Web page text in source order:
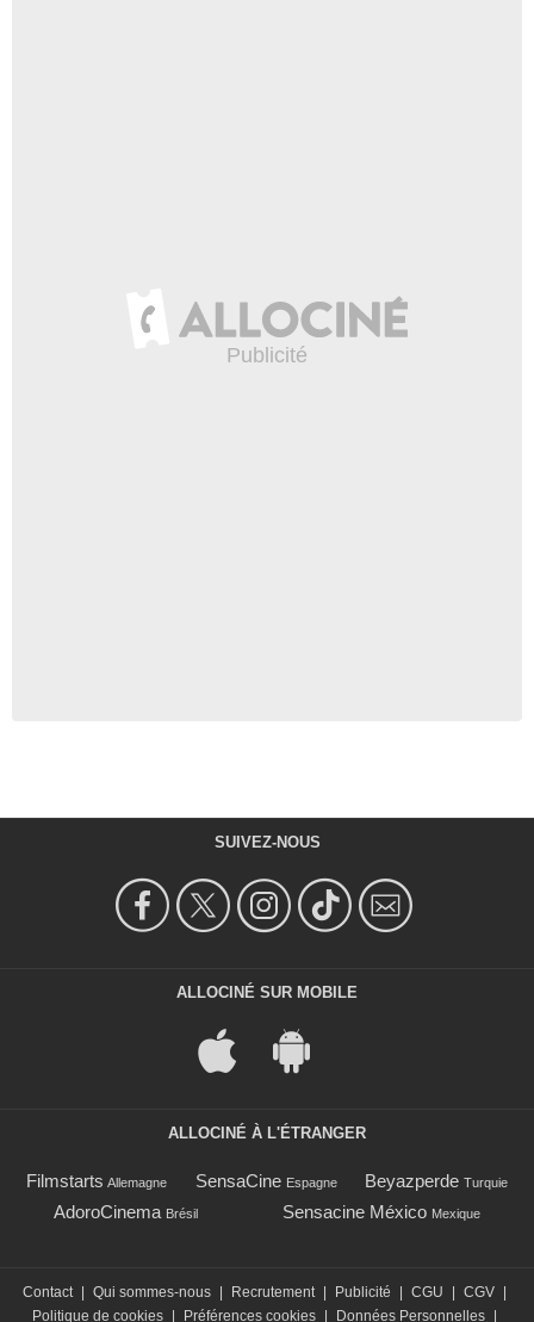
SUIVEZ-NOUS
ALLOCINÉ SUR MOBILE
ALLOCINÉ À L'ÉTRANGER
Filmstarts Allemagne SensaCine Espagne Beyazperde Turquie
AdoroCinema Brésil Sensacine México Mexique
Contact Qui sommes-nous Recrutement Publicité CGU CGV
Politique de cookies
Préférences cookies Données Personnelles